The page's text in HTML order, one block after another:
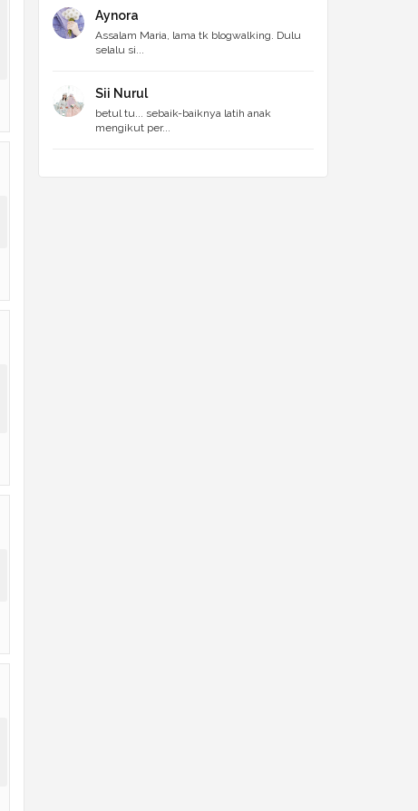
Aynora
Assalam Maria, lama tk blogwalking. Dulu
selalu si...
Sii Nurul
betul tu... sebaik-baiknya latih anak
mengikut per...